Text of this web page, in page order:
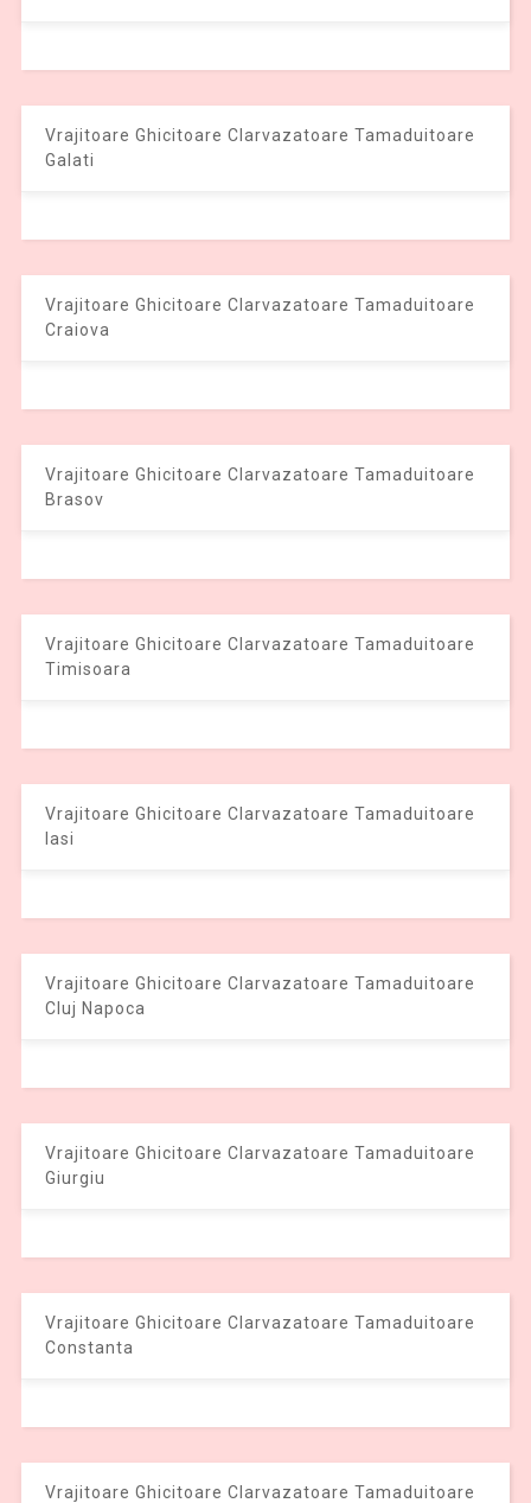
Vrajitoare Ghicitoare Clarvazatoare Tamaduitoare
Galati
Vrajitoare Ghicitoare Clarvazatoare Tamaduitoare
Craiova
Vrajitoare Ghicitoare Clarvazatoare Tamaduitoare
Brasov
Vrajitoare Ghicitoare Clarvazatoare Tamaduitoare
Timisoara
Vrajitoare Ghicitoare Clarvazatoare Tamaduitoare
Iasi
Vrajitoare Ghicitoare Clarvazatoare Tamaduitoare
Cluj Napoca
Vrajitoare Ghicitoare Clarvazatoare Tamaduitoare
Giurgiu
Vrajitoare Ghicitoare Clarvazatoare Tamaduitoare
Constanta
Vrajitoare Ghicitoare Clarvazatoare Tamaduitoare